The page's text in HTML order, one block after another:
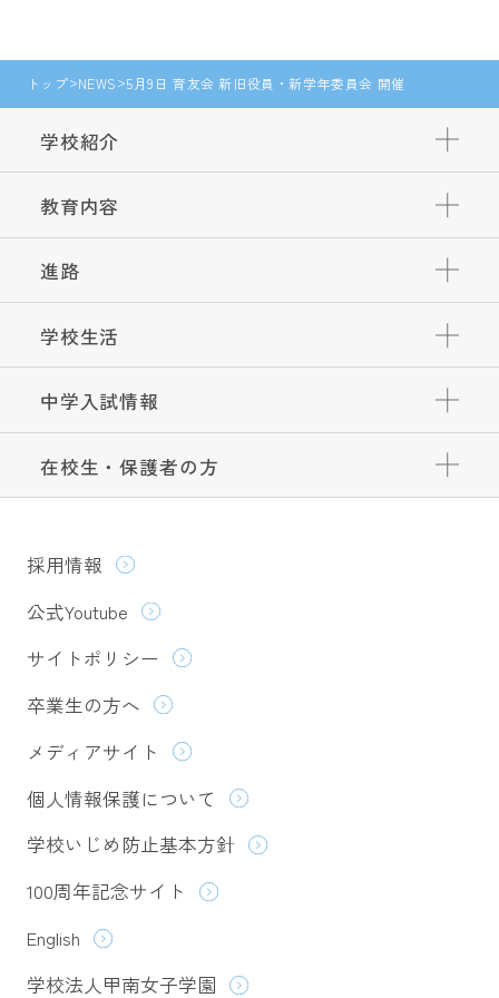
トップ NEWS 5月9日 育友会 新旧役員・新学年委員会 開催
学校紹介
教育内容
進路
学校生活
中学入試情報
在校生・保護者の方
採用情報
公式Youtube
サイトポリシー
卒業生の方へ
メディアサイト
個人情報保護について
学校いじめ防止基本方針
100周年記念サイト
English
学校法人甲南女子学園